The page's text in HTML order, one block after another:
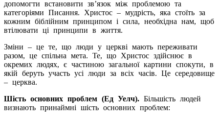
допомогти встановити зв’язок між проблемою та
категоріями Писання. Христос – мудрість, яка стоїть за
кожним біблійним принципом і сила, необхідна нам, щоб
втілювати ці принципи в життя.
Зміни – це те, що люди у церкві мають переживати
разом, це спільна мета. Те, що Христос здійснює в
окремих людях, є частиною загальної картини спокути, в
якій беруть участь усі люди за всіх часів. Це середовище
– церква.
Шість основних проблем (Ед Уелч). Більшість людей
визнають принаймні шість основних проблем: